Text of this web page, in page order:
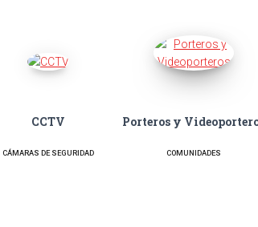
CCTV
CÁMARAS DE SEGURIDAD
Porteros y
COMUNIDADES